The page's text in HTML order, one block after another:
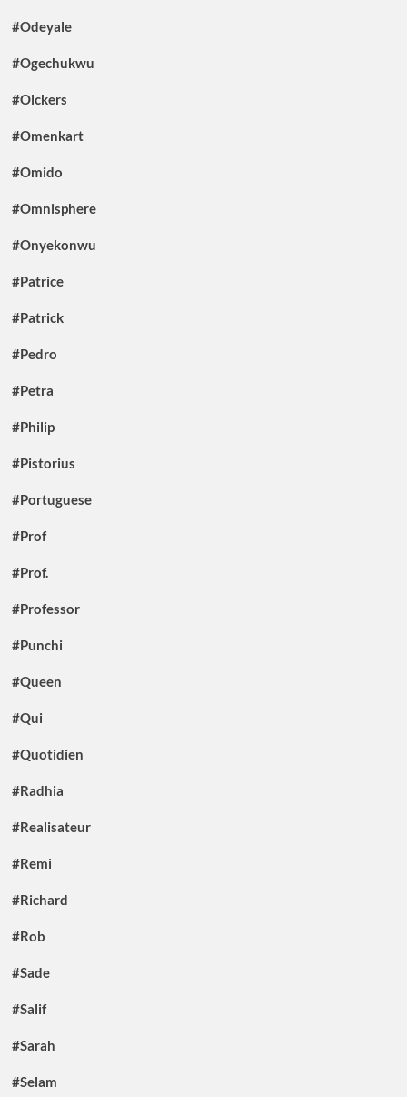
#Odeyale
#Ogechukwu
#Olckers
#Omenkart
#Omido
#Omnisphere
#Onyekonwu
#Patrice
#Patrick
#Pedro
#Petra
#Philip
#Pistorius
#Portuguese
#Prof
#Prof.
#Professor
#Punchi
#Queen
#Qui
#Quotidien
#Radhia
#Realisateur
#Remi
#Richard
#Rob
#Sade
#Salif
#Sarah
#Selam